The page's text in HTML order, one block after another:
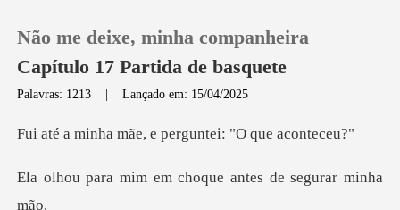
Loja
Não me deixe, minha companheira
Capítulo 17 Partida de basquete
Palavras: 1213 |Lançado em: 15/04/2025
ãe, e perguntei:
em choque antes de